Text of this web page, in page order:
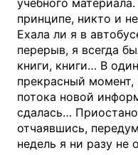
принципе, никто и
Ехала ли я в
перерыв, я всегда
книги, книги… В
прекрасный
потока новой
сдалась…
отчаявшись,
недель я ни разу не